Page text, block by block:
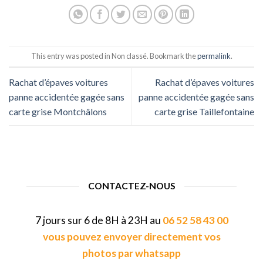
This entry was posted in Non classé. Bookmark thepermalink.
Rachat d’épaves voitures
panne accidentée gagée sans
carte grise Montchâlons
Rachat d’épaves voitures
panne accidentée gagée sans
carte grise Taillefontaine
CONTACTEZ-NOUS
7 jours sur 6 de 8H à 23H au 06 52 58 43 00
vous pouvez envoyer directement vos
photos par whatsapp